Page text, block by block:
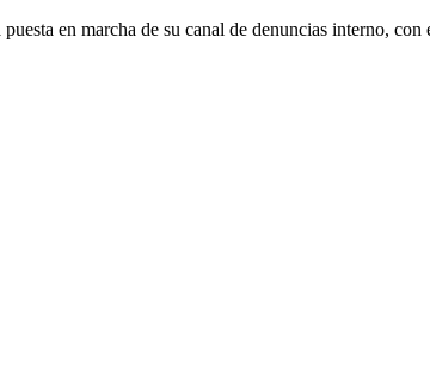
en marcha de su canal de denuncias interno,